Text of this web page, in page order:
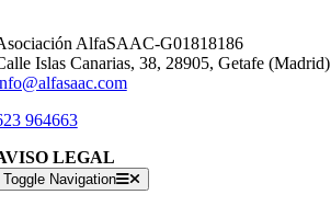
AlfaSAAC-G01818186
Islas Canarias, 38, 28905, Getafe (Madrid)
964663
LEGAL
Toggle Navigation